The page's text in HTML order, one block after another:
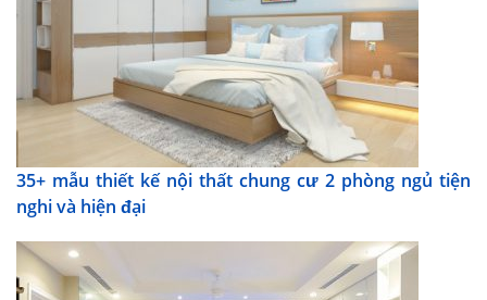
35+ mẫu thiết kế nội thất chung cư 2 phòng ngủ tiện
nghi và hiện đại